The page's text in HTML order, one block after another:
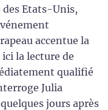
des Etats-Unis,
accentue la
la lecture de
qualifié
Julia
jours après